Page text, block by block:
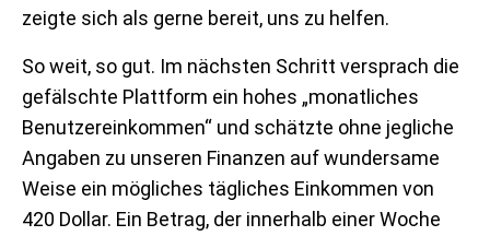
zeigte sich als gerne bereit, uns zu helfen.
So weit, so gut. Im nächsten Schritt versprach die
gefälschte Plattform ein hohes „monatliches
Benutzereinkommen“ und schätzte ohne jegliche
Angaben zu unseren Finanzen auf wundersame
Weise ein mögliches tägliches Einkommen von
420 Dollar. Ein Betrag, der innerhalb einer Woche